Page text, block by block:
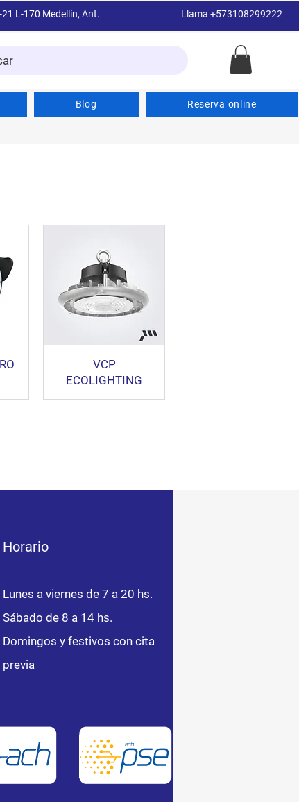
L-170 Medellín, Ant. Llama +573108299222
Blog Reserva online
VCP
ECOLIGHTING
Horario
Lunes a viernes de 7 a 20 hs.
Sábado de 8 a 14 hs.
Domingos y festivos con cita
previa